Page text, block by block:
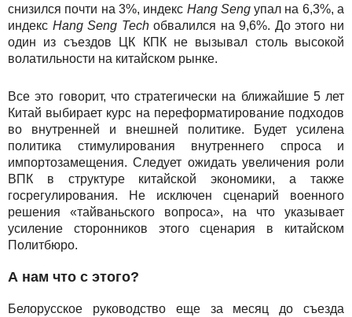
снизился почти на 3%, индекс Hang Sengупал на 6,3%, а
индекс Hang Seng Techобвалился на 9,6%. До этого ни
один из съездов ЦК КПК не вызывал столь высокой
волатильности на китайском рынке.
Все это говорит, что стратегически на ближайшие 5 лет
Китай выбирает курс на переформатирование подходов
во внутренней и внешней политике. Будет усилена
политика стимулирования внутреннего спроса и
импортозамещения. Следует ожидать увеличения роли
ВПК в структуре китайской экономики, а также
госрегулирования. Не исключен сценарий военного
решения «тайваньского вопроса», на что указывает
усиление сторонников этого сценария в китайском
Политбюро.
А нам что с этого?
Белорусское руководство еще за месяц до съезда